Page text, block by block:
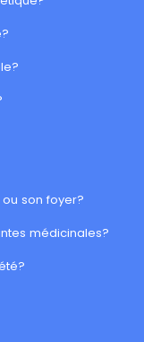
son foyer?
médicinales?